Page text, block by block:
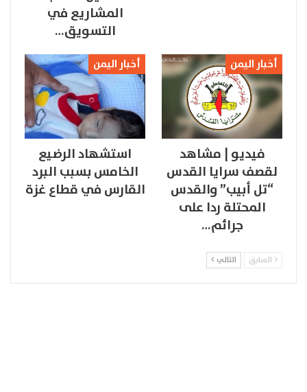
المشاريع في
التسويق…
أخبار اليمن
فيديو | مشاهد
لقصف سرايا القدس
“تل أبيب” والقدس
المحتلة ردا على
جرائم…
أخبار اليمن
استشهاد الرضيع
الخامس بسبب البرد
القارس في قطاع غزة
السابق التالي